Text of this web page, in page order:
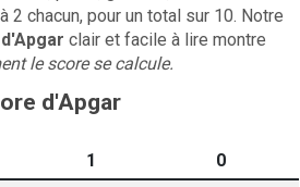
2 chacun, pour un total sur 10. Notre
clair et facile à lire montre
le score se calcule.
d'Apgar
1
0